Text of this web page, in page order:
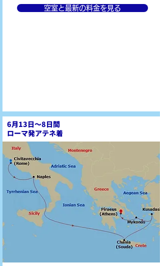
空室と最新の料金を見る
6月13日～8日間
ローマ発アテネ着